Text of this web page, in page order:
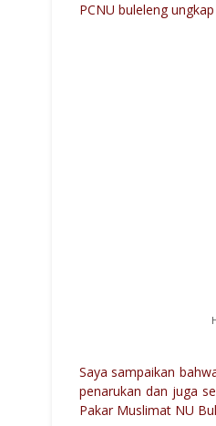
PCNU buleleng
Saya sampaikan
penarukan dan juga
Pakar Muslimat NU